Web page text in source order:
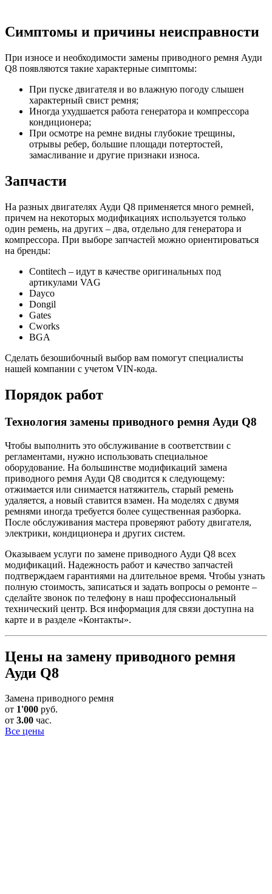
Симптомы и причины неисправности
При износе и необходимости замены приводного ремня Ауди
Q8 появляются такие характерные симптомы:
При пуске двигателя и во влажную погоду слышен
характерный свист ремня;
Иногда ухудшается работа генератора и компрессора
кондиционера;
При осмотре на ремне видны глубокие трещины,
отрывы ребер, большие площади потертостей,
замасливание и другие признаки износа.
Запчасти
На разных двигателях Ауди Q8 применяется много ремней,
причем на некоторых модификациях используется только
один ремень, на других – два, отдельно для генератора и
компрессора. При выборе запчастей можно ориентироваться
на бренды:
Contitech – идут в качестве оригинальных под
артикулами VAG
Dayco
Dongil
Gates
Cworks
BGA
Сделать безошибочный выбор вам помогут специалисты
нашей компании с учетом VIN-кода.
Порядок работ
Технология замены приводного ремня Ауди Q8
Чтобы выполнить это обслуживание в соответствии с
регламентами, нужно использовать специальное
оборудование. На большинстве модификаций замена
приводного ремня Ауди Q8 сводится к следующему:
отжимается или снимается натяжитель, старый ремень
удаляется, а новый ставится взамен. На моделях с двумя
ремнями иногда требуется более существенная разборка.
После обслуживания мастера проверяют работу двигателя,
электрики, кондиционера и других систем.
Оказываем услуги по замене приводного Ауди Q8 всех
модификаций. Надежность работ и качество запчастей
подтверждаем гарантиями на длительное время. Чтобы узнать
полную стоимость, записаться и задать вопросы о ремонте –
сделайте звонок по телефону в наш профессиональный
технический центр. Вся информация для связи доступна на
карте и в разделе «Контакты».
Цены на замену приводного ремня
Ауди Q8
Замена приводного ремня
от 1'000 руб.
от 3.00 час.
Все цены